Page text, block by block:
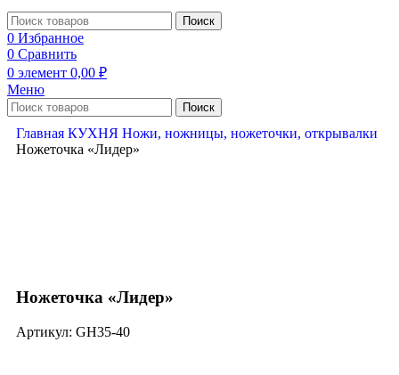
Поиск
0 Избранное
0 Сравнить
0 элемент 0,00 ₽
Меню
Поиск
Главная КУХНЯ Ножи, ножницы, ножеточки, открывалки
Ножеточка «Лидер»
Ножеточка «Лидер»
Артикул: GH35-40